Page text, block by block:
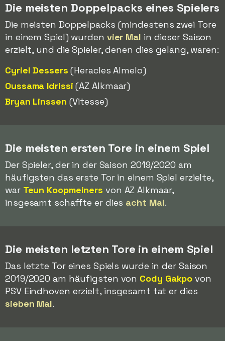
Die meisten Doppelpacks eines Spielers
Die meisten Doppelpacks (mindestens zwei Tore
in einem Spiel) wurden vier Mal in dieser Saison
erzielt, und die Spieler, denen dies gelang, waren:
Cyriel Dessers (Heracles Almelo)
Oussama Idrissi (AZ Alkmaar)
Bryan Linssen (Vitesse)
Die meisten ersten Tore in einem Spiel
Der Spieler, der in der Saison 2019/2020 am
häufigsten das erste Tor in einem Spiel erzielte,
war Teun Koopmeiners von AZ Alkmaar,
insgesamt schaffte er dies acht Mal.
Die meisten letzten Tore in einem Spiel
Das letzte Tor eines Spiels wurde in der Saison
2019/2020 am häufigsten von Cody Gakpo von
PSV Eindhoven erzielt, insgesamt tat er dies
sieben Mal.